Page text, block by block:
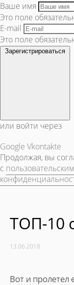
Ваше имя
Это поле
E-mail
Это поле
Зарегистрироваться
или войти через
Google Vkontakte
Продолжая, вы
с
ТОП-10
13.06.2018
Вот и